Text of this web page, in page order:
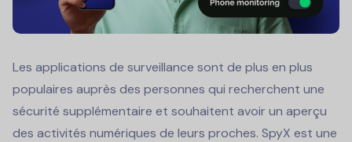
Les applications de surveillance sont de plus en plus
populaires auprès des personnes qui recherchent une
sécurité supplémentaire et souhaitent avoir un aperçu
des activités numériques de leurs proches. SpyX est une